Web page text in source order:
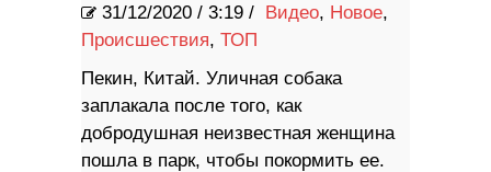
31/12/2020 / 3:19 / Видео, Новое,
Происшествия, ТОП
Пекин, Китай. Уличная собака
заплакала после того, как
добродушная неизвестная женщина
пошла в парк, чтобы покормить ее.